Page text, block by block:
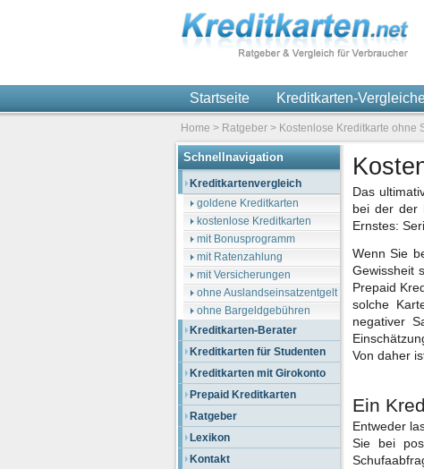
Startseite Kreditkarten-
Home > Ratgeber > Kostenlose Kreditkarte ohne
Das
bei der der
Ernstes:
Wenn Sie
Gewissheit
Prepaid
solche
negativer
Von daher
Ein
Entweder
Sie bei
Schnellnavigation
Kreditkartenvergleich
goldene Kreditkarten
kostenlose Kreditkarten
mit Bonusprogramm
mit Ratenzahlung
mit Versicherungen
ohne Auslandseinsatzentgelt
ohne Bargeldgebühren
Kreditkarten-Berater
Kreditkarten für Studenten
Kreditkarten mit Girokonto
Prepaid Kreditkarten
Ratgeber
Lexikon
Kontakt